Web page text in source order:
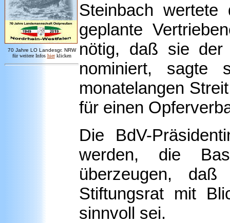
70 Jahre LO Landesgr. NRW
für weitere Infos hier klicken
Steinbach
geplante
nötig, daß sie
nominiert,
monatelangen
für einen
Die BdV-
werden, die
überzeugen,
Stiftungsrat mit
sinnvoll sei.